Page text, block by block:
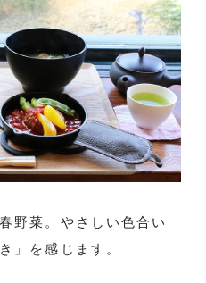
野菜。やさしい色合い
」を感じます。